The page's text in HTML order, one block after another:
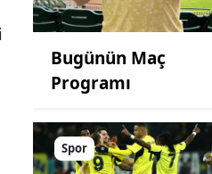
Bugünün Maç
Programı
Spor